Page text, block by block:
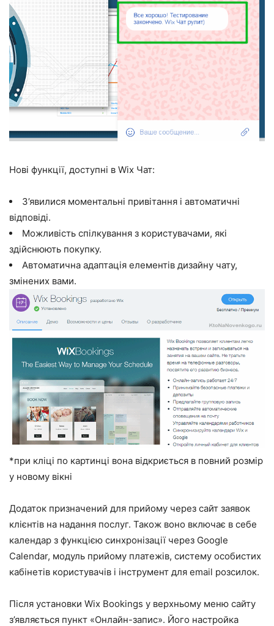
Нові функції, доступні в Wix Чат:
З’явилися моментальні привітання і автоматичні
відповіді.
Можливість спілкування з користувачами, які
здійснюють покупку.
Автоматична адаптація елементів дизайну чату,
змінених вами.
*при кліці по картинці вона відкриється в повний розмір
у новому вікні
Додаток призначений для прийому через сайт заявок
клієнтів на надання послуг. Також воно включає в себе
календар з функцією синхронізації через Google
Calendar, модуль прийому платежів, систему особистих
кабінетів користувачів і інструмент для email розсилок.
Після установки Wix Bookings у верхньому меню сайту
з’являється пункт «Онлайн-запис». Його настройка